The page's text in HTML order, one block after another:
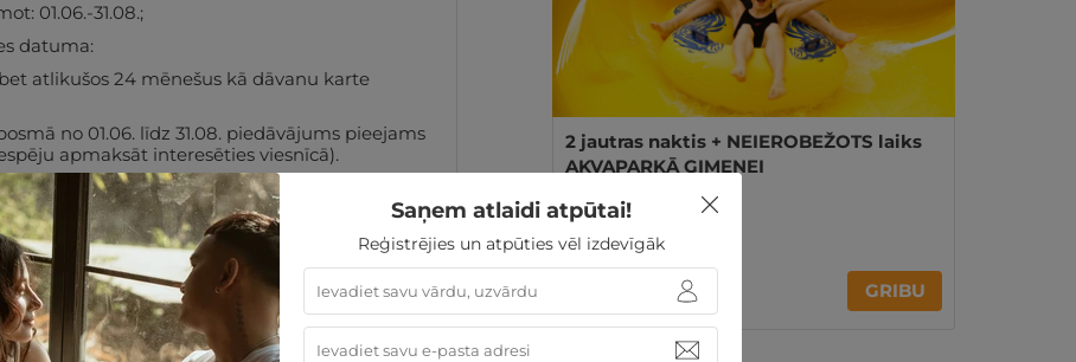
01.06.-31.08.;
datuma:
atlikušos 24 mēnešus kā dāvanu karte
no 01.06. līdz 31.08. piedāvājums pieejams
apmaksāt interesēties viesnīcā).
Derīguma termiņš un nosacījumi
129€
2 jautras naktis + NEIEROBEŽOTS laiks
AKVAPARKĀ ĢIMENEI
Par 2 naktīm
414€ GRIBU
Saņem atlaidi atpūtai!
Reģistrējies un atpūties vēl izdevīgāk